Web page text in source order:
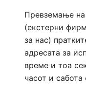
Превземање
(екстерни
за нас)
адресата за
време и тоа
часот и